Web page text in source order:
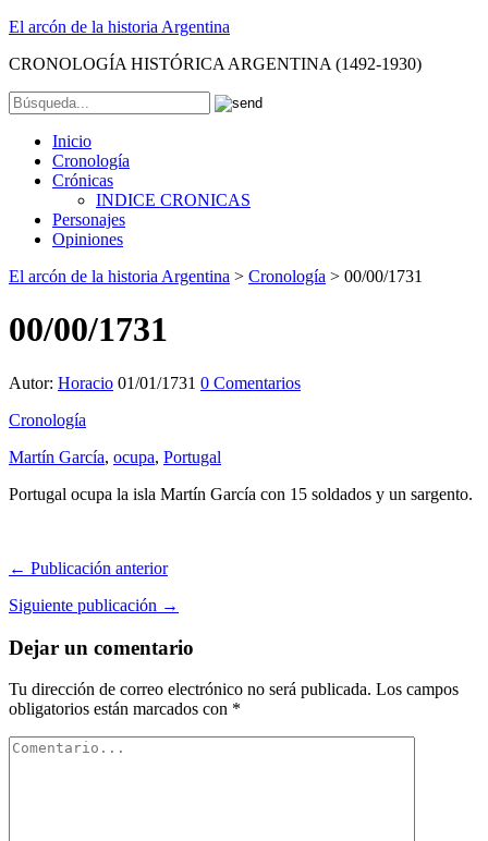
El arcón de la historia Argentina
CRONOLOGÍA HISTÓRICA ARGENTINA (1492-1930)
Inicio
Cronología
Crónicas
INDICE CRONICAS
Personajes
Opiniones
El arcón de la historia Argentina > Cronología > 00/00/1731
00/00/1731
Autor: Horacio 01/01/1731 0 Comentarios
Cronología
Martín García, ocupa, Portugal
Portugal ocupa la isla Martín García con 15 soldados y un sargento.
← Publicación anterior
Siguiente publicación →
Dejar un comentario
Tu dirección de correo electrónico no será publicada. Los campos
obligatorios están marcados con *